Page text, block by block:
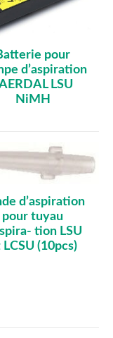
pour
d’aspiration
LSU
NiMH
d’aspiration
pour tuyau
tion LSU
(10pcs)